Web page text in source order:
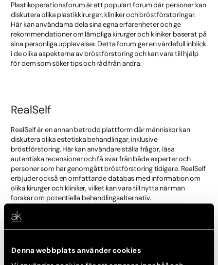
Denna webbplats använder cookies
Plastikoperationsforum är ett populärt forum där personer kan
diskutera olika plastikkirurger, kliniker och bröstförstoringar.
Här kan användarna dela sina egna erfarenheter och ge
rekommendationer om lämpliga kirurger och kliniker baserat på
sina personliga upplevelser. Detta forum ger en värdefull inblick
i de olika aspekterna av bröstförstoring och kan vara till hjälp
för dem som söker tips och råd från andra.
RealSelf
RealSelf är en annan betrodd plattform där människor kan
diskutera olika estetiska behandlingar, inklusive
bröstförstoring. Här kan användare ställa frågor, läsa
autentiska recensioner och få svar från både experter och
personer som har genomgått bröstförstoring tidigare. RealSelf
erbjuder också en omfattande databas med information om
olika kirurger och kliniker, vilket kan vara till nytta när man
forskar om potentiella behandlingsalternativ.
Familjeliv.se